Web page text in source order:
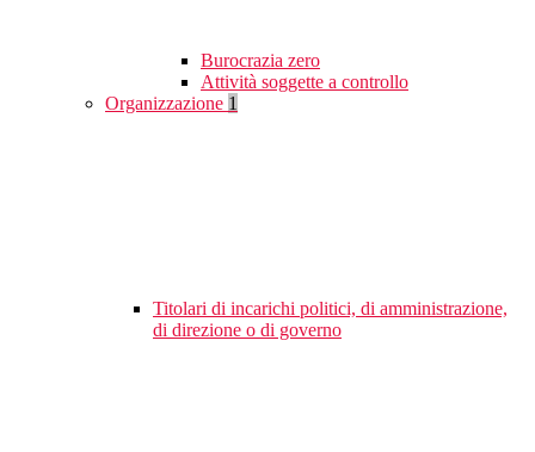
Burocrazia zero
Attività soggette a controllo
Organizzazione 1
Titolari di incarichi politici, di amministrazione,
di direzione o di governo